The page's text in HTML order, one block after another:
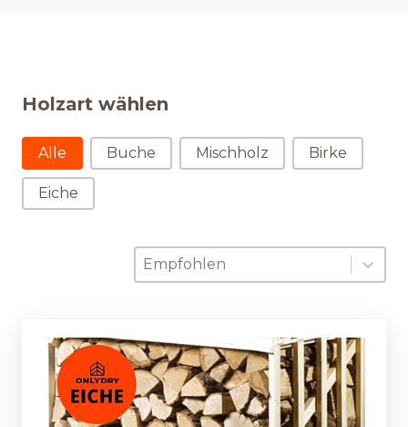
Holzart wählen
Holzart wählen
Alle Buche Mischholz Birke
Eiche
Sortierung
Sort content
Sort content